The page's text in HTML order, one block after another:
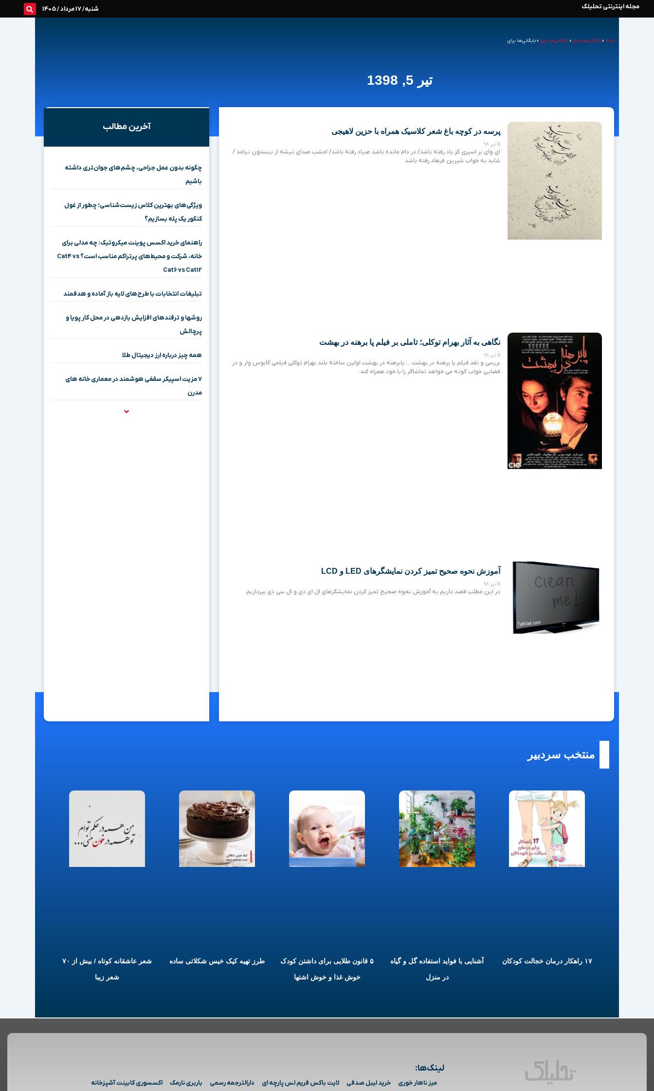
مجله اینترنتی تحلیلک شنبه/ 17 مرداد / 1405
خانه » بایگانی‌ها برای » بایگانی‌ها برای » بایگانی‌ها برای
تیر 5, 1398
پرسه در کوچه باغ شعر کلاسیک همراه با حزین لاهیجی
5 تیر 98
ای وای بر اسیری کز یاد رفته باشد/ در دام مانده باشد صیاد رفته باشد/ امشب صدای تیشه از بیستون نیامد /
شاید به خواب شیرین فرهاد رفته باشد
نگاهی به آثار بهرام توکلی؛ تاملی بر فیلم پا برهنه در بهشت
5 تیر 98
بررسی و نقد فیلم پا برهنه در بهشت … پابرهنه در بهشت اولین ساخته بلند بهرام توکلی فیلمی کابوس وار و در
فضایی خواب گونه می خواهد تماشاگر را با خود همراه کند.
آموزش نحوه صحیح تمیز کردن نمایشگرهای LED و LCD
5 تیر 98
در این مطلب قصد داریم به آموزش نحوه صحیح تمیز کردن نمایشگرهای ال ای دی و ال سی دی بپردازیم.
آخرین مطالب
چگونه بدون عمل جراحی، چشم‌های جوان‌تری داشته
باشیم
ویژگی‌های بهترین کلاس زیست‌شناسی؛ چطور از غول
کنکور یک پله بسازیم؟
راهنمای خرید اکسس پوینت میکروتیک: چه مدلی برای
خانه، شرکت و محیط‌های پرتراکم مناسب است؟ Cat4 vs
Cat6 vs Cat12
تبلیغات انتخابات با طرح‌های لایه باز آماده و هدفمند
روشها و ترفندهای افزایش بازدهی در محل کار پویا و
پرچالش
همه چیز درباره ارز دیجیتال طلا
۷ مزیت اسپیکر سقفی هوشمند در معماری خانه‌ های
مدرن
منتخب سردبیر
۱۷ راهکار درمان خجالت کودکان آشنایی با فواید استفاده گل و گیاه
در منزل
۵ قانون طلایی برای داشتن کودک
خوش غذا و خوش اشتها
طرز تهیه کیک خیس شکلاتی ساده شعر عاشقانه کوتاه / بیش از ۷۰
شعر زیبا
لینک‌ها:
میز ناهار خوری خرید لیبل صدفی لایت باکس فریم لس پارچه ای دارالترجمه رسمی باربری نارمک اکسسوری کابینت آشپزخانه